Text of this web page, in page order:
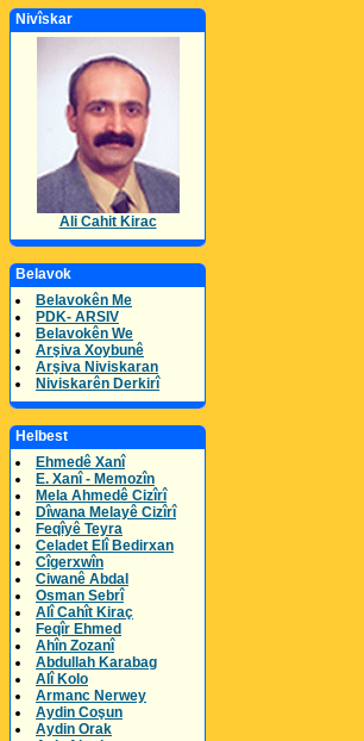
Nivîskar
Ali Cahit Kirac
Belavok
Belavokên Me
PDK- ARSIV
Belavokên We
Arşiva Xoybunê
Arşiva Niviskaran
Niviskarên Derkirî
Helbest
Ehmedê Xanî
E. Xanî - Memozîn
Mela Ahmedê Cizîrî
Dîwana Melayê Cizîrî
Feqîyê Teyra
Celadet Elî Bedirxan
Cîgerxwîn
Ciwanê Abdal
Osman Sebrî
Alî Cahît Kiraç
Feqîr Ehmed
Ahîn Zozanî
Abdullah Karabag
Alî Kolo
Armanc Nerwey
Aydin Coşun
Aydin Orak